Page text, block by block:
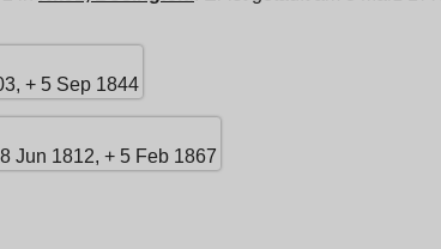
+ 5 Sep 1844
Jun 1812, + 5 Feb 1867